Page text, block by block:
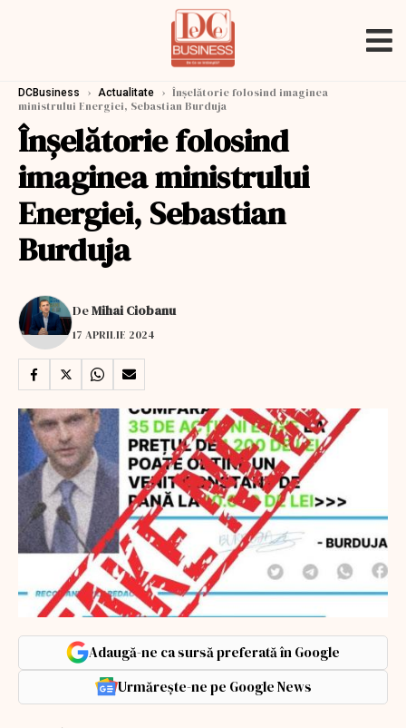
DCBusiness › Actualitate › Înşelătorie folosind imaginea
ministrului Energiei, Sebastian Burduja
Înşelătorie folosind
imaginea ministrului
Energiei, Sebastian
Burduja
DeMihai Ciobanu
17 APRILIE 2024
Adaugă-ne ca sursă preferată în Google
Urmărește-ne pe Google News